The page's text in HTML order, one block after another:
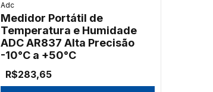
Adc
Medidor Portátil de
Temperatura e Humidade
ADC AR837 Alta Precisão
-10°C a +50°C
R$283,65